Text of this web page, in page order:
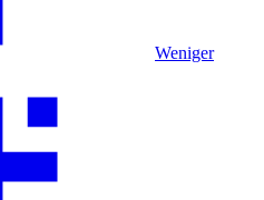
Weniger